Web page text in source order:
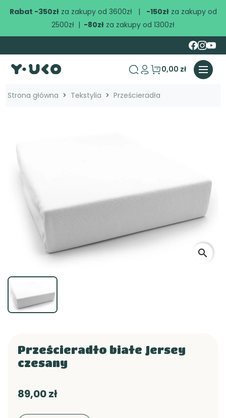
Rabat -350złza zakupy od 3600zł | -150złza zakupy od
2500zł | -80zł za zakupy od 1300zł
search
0,00 zł
Strona główna Tekstylia Prześcieradła
search
Prześcieradło białe Jersey
czesany
89,00 zł